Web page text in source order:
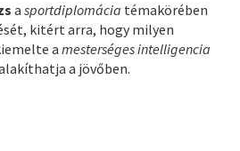
asportdiplomácia témakörében
kitért arra, hogy milyen
amesterségesintelligencia
a jövőben.